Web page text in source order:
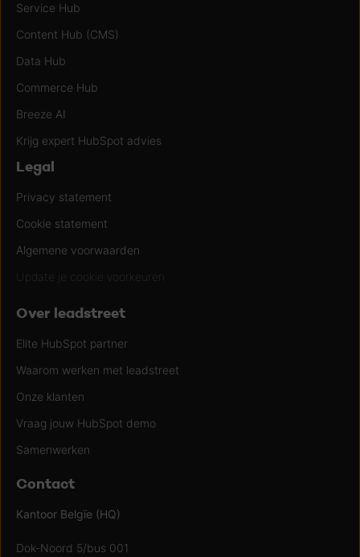
Service Hub
Content Hub (CMS)
Data Hub
Commerce Hub
Breeze AI
Krijg expert HubSpot advies
Legal
Privacy statement
Cookie statement
Algemene voorwaarden
Update je cookie voorkeuren
Over leadstreet
Elite HubSpot partner
Waarom werken met leadstreet
Onze klanten
Vraag jouw HubSpot demo
Samenwerken
Contact
Kantoor Belgïe (HQ)
Dok-Noord 5/bus 001